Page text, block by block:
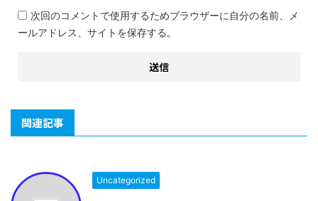
次回のコメントで使用するためブラウザーに自分の名前、メ
ールアドレス、サイトを保存する。
関連記事
Uncategorized